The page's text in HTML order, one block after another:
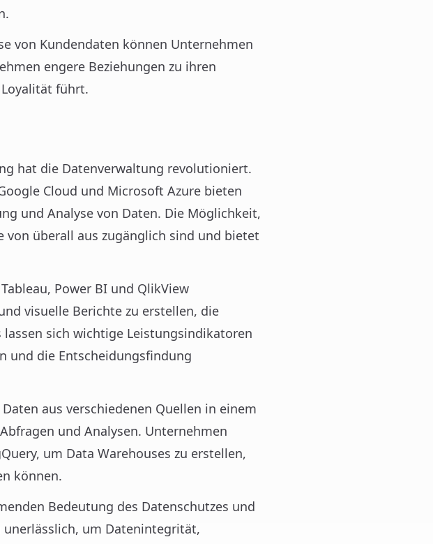
von Kundendaten können Unternehmen
engere Beziehungen zu ihren
führt.
hat die Datenverwaltung revolutioniert.
Cloud und Microsoft Azure bieten
und Analyse von Daten. Die Möglichkeit,
von überall aus zugänglich sind und bietet
Power BI und QlikView
visuelle Berichte zu erstellen, die
sich wichtige Leistungsindikatoren
und die Entscheidungsfindung
aus verschiedenen Quellen in einem
und Analysen. Unternehmen
um Data Warehouses zu erstellen,
können.
Bedeutung des Datenschutzes und
unerlässlich, um Datenintegrität,